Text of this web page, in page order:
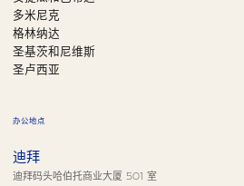
多米尼克
格林纳达
圣基茨和尼维斯
圣卢西亚
办公地点
迪拜
迪拜码头哈伯托商业大厦 501 室